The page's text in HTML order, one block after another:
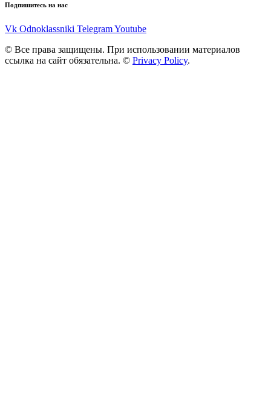
Подпишитесь на нас
Vk Odnoklassniki TelegramYoutube
© Все права защищены. При использовании материалов
ссылка на сайт обязательна. © Privacy Policy.